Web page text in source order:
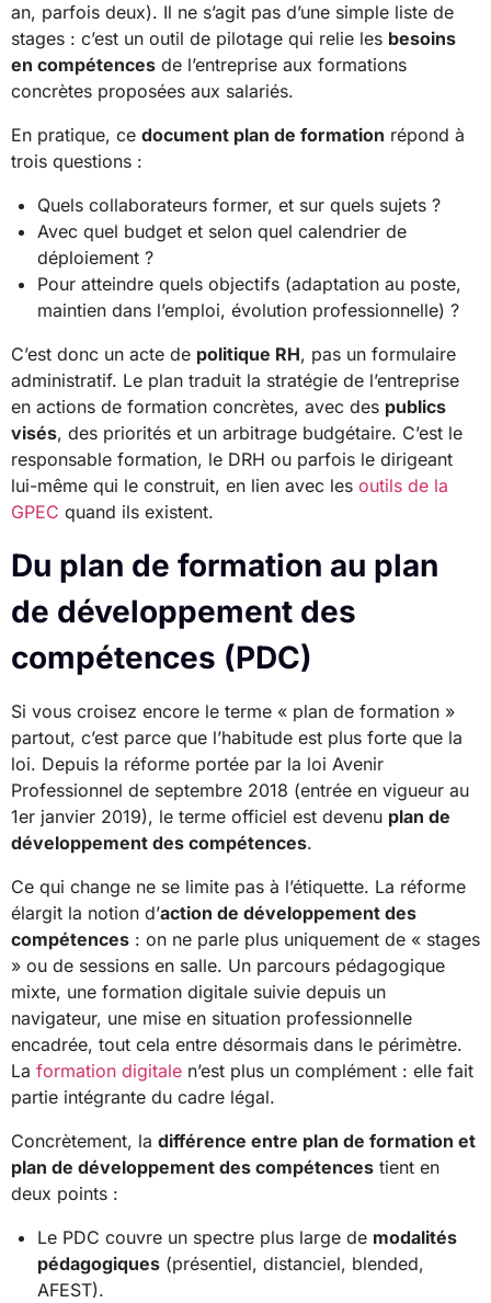
an, parfois deux). Il ne s’agit pas d’une simple liste de
stages : c’est un outil de pilotage qui relie les besoins
en compétences de l’entreprise aux formations
concrètes proposées aux salariés.
En pratique, ce document plan de formation répond à
trois questions :
Quels collaborateurs former, et sur quels sujets ?
Avec quel budget et selon quel calendrier de
déploiement ?
Pour atteindre quels objectifs (adaptation au poste,
maintien dans l’emploi, évolution professionnelle) ?
C’est donc un acte de politique RH, pas un formulaire
administratif. Le plan traduit la stratégie de l’entreprise
en actions de formation concrètes, avec des publics
visés, des priorités et un arbitrage budgétaire. C’est le
responsable formation, le DRH ou parfois le dirigeant
lui-même qui le construit, en lien avec les outils de la
GPEC quand ils existent.
Du plan de formation au plan
de développement des
compétences (PDC)
Si vous croisez encore le terme « plan de formation »
partout, c’est parce que l’habitude est plus forte que la
loi. Depuis la réforme portée par la loi Avenir
Professionnel de septembre 2018 (entrée en vigueur au
1er janvier 2019), le terme officiel est devenu plan de
développement des compétences.
Ce qui change ne se limite pas à l’étiquette. La réforme
élargit la notion d’action de développement des
compétences : on ne parle plus uniquement de « stages
» ou de sessions en salle. Un parcours pédagogique
mixte, une formation digitale suivie depuis un
navigateur, une mise en situation professionnelle
encadrée, tout cela entre désormais dans le périmètre.
La formation digitale n’est plus un complément : elle fait
partie intégrante du cadre légal.
Concrètement, la différence entre plan de formation et
plan de développement des compétences tient en
deux points :
Le PDC couvre un spectre plus large de modalités
pédagogiques (présentiel, distanciel, blended,
AFEST).